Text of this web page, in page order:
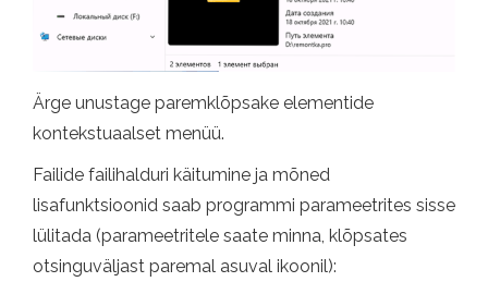
Ärge unustage paremklõpsake elementide
kontekstuaalset menüü.
Failide failihalduri käitumine ja mõned
lisafunktsioonid saab programmi parameetrites sisse
lülitada (parameetritele saate minna, klõpsates
otsinguväljast paremal asuval ikoonil):